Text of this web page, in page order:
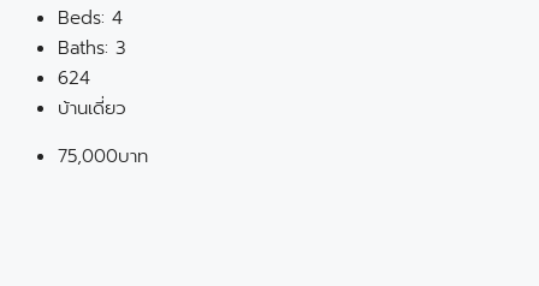
Beds: 4
Baths: 3
624
บ้านเดี่ยว
75,000บาท